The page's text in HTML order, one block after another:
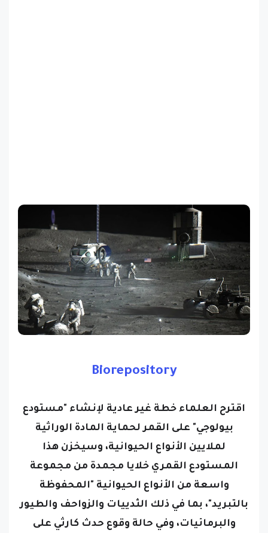
Biorepository
اقترح العلماء خطة غير عادية لإنشاء "مستودع
بيولوجي" على القمر لحماية المادة الوراثية
لملايين الأنواع الحيوانية، وسيخزن هذا
المستودع القمري خلايا مجمدة من مجموعة
واسعة من الأنواع الحيوانية "المحفوظة
بالتبريد"، بما في ذلك الثدييات والزواحف والطيور
والبرمائيات، وفي حالة وقوع حدث كارثي على